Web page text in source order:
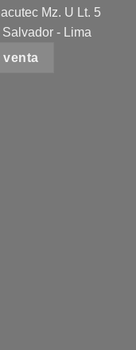
Mz. U Lt. 5
- Lima
venta